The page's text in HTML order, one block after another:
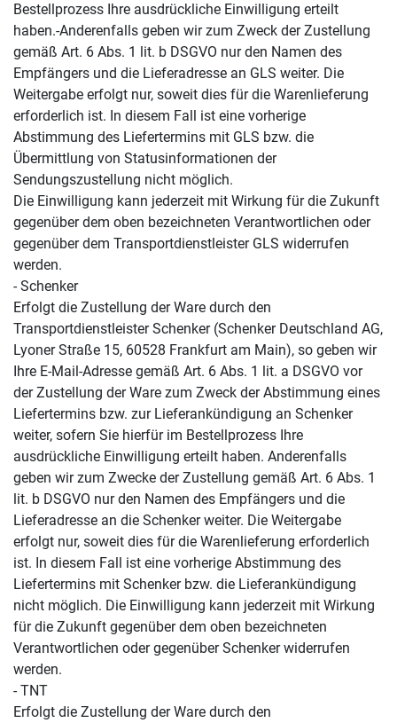
Bestellprozess Ihre ausdrückliche Einwilligung erteilt
haben.-Anderenfalls geben wir zum Zweck der Zustellung
gemäß Art. 6 Abs. 1 lit. b DSGVO nur den Namen des
Empfängers und die Lieferadresse an GLS weiter. Die
Weitergabe erfolgt nur, soweit dies für die Warenlieferung
erforderlich ist. In diesem Fall ist eine vorherige
Abstimmung des Liefertermins mit GLS bzw. die
Übermittlung von Statusinformationen der
Sendungszustellung nicht möglich.
Die Einwilligung kann jederzeit mit Wirkung für die Zukunft
gegenüber dem oben bezeichneten Verantwortlichen oder
gegenüber dem Transportdienstleister GLS widerrufen
werden.
- Schenker
Erfolgt die Zustellung der Ware durch den
Transportdienstleister Schenker (Schenker Deutschland AG,
Lyoner Straße 15, 60528 Frankfurt am Main), so geben wir
Ihre E-Mail-Adresse gemäß Art. 6 Abs. 1 lit. a DSGVO vor
der Zustellung der Ware zum Zweck der Abstimmung eines
Liefertermins bzw. zur Lieferankündigung an Schenker
weiter, sofern Sie hierfür im Bestellprozess Ihre
ausdrückliche Einwilligung erteilt haben. Anderenfalls
geben wir zum Zwecke der Zustellung gemäß Art. 6 Abs. 1
lit. b DSGVO nur den Namen des Empfängers und die
Lieferadresse an die Schenker weiter. Die Weitergabe
erfolgt nur, soweit dies für die Warenlieferung erforderlich
ist. In diesem Fall ist eine vorherige Abstimmung des
Liefertermins mit Schenker bzw. die Lieferankündigung
nicht möglich. Die Einwilligung kann jederzeit mit Wirkung
für die Zukunft gegenüber dem oben bezeichneten
Verantwortlichen oder gegenüber Schenker widerrufen
werden.
- TNT
Erfolgt die Zustellung der Ware durch den